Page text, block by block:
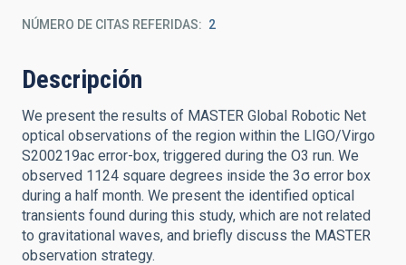
NÚMERO DE CITAS REFERIDAS 2
Descripción
We present the results of MASTER Global Robotic Net
optical observations of the region within the LIGO/Virgo
S200219ac error-box, triggered during the O3 run. We
observed 1124 square degrees inside the 3σ error box
during a half month. We present the identified optical
transients found during this study, which are not related
to gravitational waves, and briefly discuss the MASTER
observation strategy.